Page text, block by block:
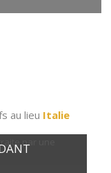
au lieu Italie